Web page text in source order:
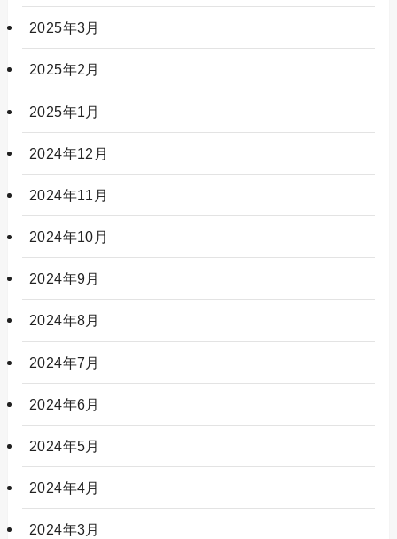
2025年3月
2025年2月
2025年1月
2024年12月
2024年11月
2024年10月
2024年9月
2024年8月
2024年7月
2024年6月
2024年5月
2024年4月
2024年3月